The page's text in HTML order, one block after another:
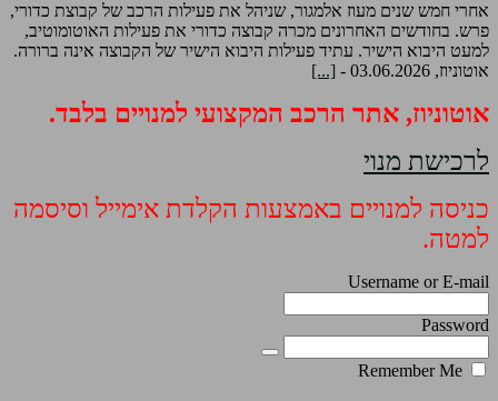
אחרי חמש שנים מעוז אלמגור, שניהל את פעילות הרכב של קבוצת כדורי,
פרש. בחודשים האחרונים מכרה קבוצה כדורי את פעילות האוטומוטיב,
למעט היבוא הישיר. עתיד פעילות היבוא הישיר של הקבוצה אינה ברורה.
אוטוניוז, 03.06.2026 -
[...]
אוטוניוז, אתר הרכב המקצועי למנויים בלבד.
לרכישת מנוי
כניסה למנויים באמצעות הקלדת אימייל וסיסמה
למטה.
Username or E-mail
Password